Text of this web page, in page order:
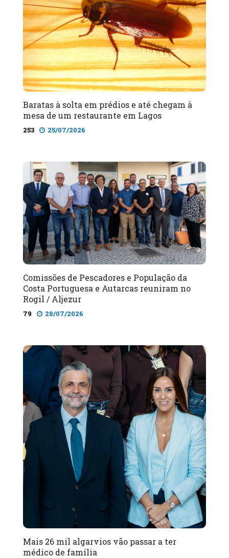
Baratas à solta em prédios e até chegam à
mesa de um restaurante em Lagos
253 25/07/2026
Comissões de Pescadores e População da
Costa Portuguesa e Autarcas reuniram no
Rogil / Aljezur
79 28/07/2026
Mais 26 mil algarvios vão passar a ter
médico de família